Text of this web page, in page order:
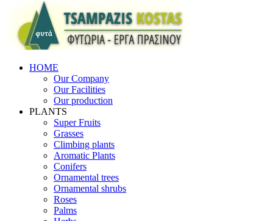
HOME
Our Company
Our Facilities
Our production
PLANTS
Super Fruits
Grasses
Climbing plants
Aromatic Plants
Conifers
Ornamental trees
Ornamental shrubs
Roses
Palms